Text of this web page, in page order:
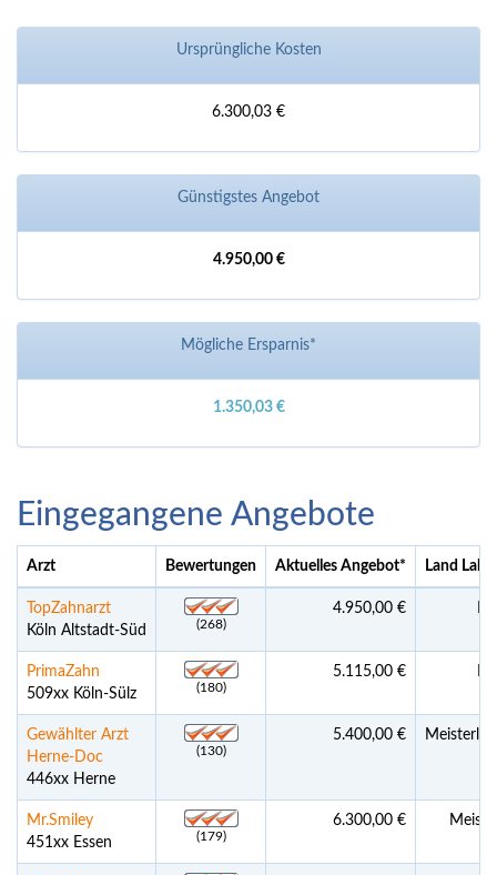
Ursprüngliche Kosten
6.300,03 €
Günstigstes Angebot
4.950,00 €
Mögliche Ersparnis*
1.350,03 €
Eingegangene Angebote
Arzt Bewertungen Aktuelles Angebot* Land
TopZahnarzt
Köln Altstadt-Süd
(268)
4.950,00 €
PrimaZahn
509xx Köln-Sülz
(180)
5.115,00 €
Gewählter Arzt
Herne-Doc
446xx Herne
(130)
5.400,00 €
Mr.Smiley
451xx Essen
(179)
6.300,00 €